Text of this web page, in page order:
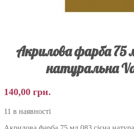
Акрилова фарба 75
натуральна
140,00 грн.
11 в наявності